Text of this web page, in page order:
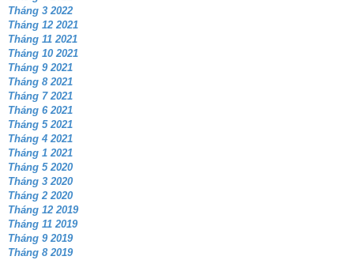
Tháng 3 2022
Tháng 12 2021
Tháng 11 2021
Tháng 10 2021
Tháng 9 2021
Tháng 8 2021
Tháng 7 2021
Tháng 6 2021
Tháng 5 2021
Tháng 4 2021
Tháng 1 2021
Tháng 5 2020
Tháng 3 2020
Tháng 2 2020
Tháng 12 2019
Tháng 11 2019
Tháng 9 2019
Tháng 8 2019